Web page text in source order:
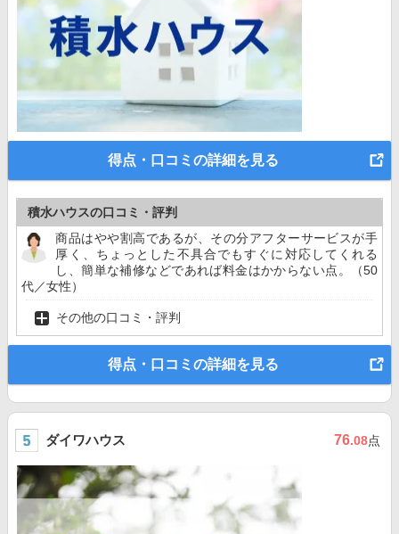
得点・口コミの詳細を見る
積水ハウスの口コミ・評判
商品はやや割高であるが、その分アフターサービスが手
厚く、ちょっとした不具合でもすぐに対応してくれる
し、簡単な補修などであれば料金はかからない点。（50
代／女性）
その他の口コミ・評判
得点・口コミの詳細を見る
ダイワハウス 76.08点